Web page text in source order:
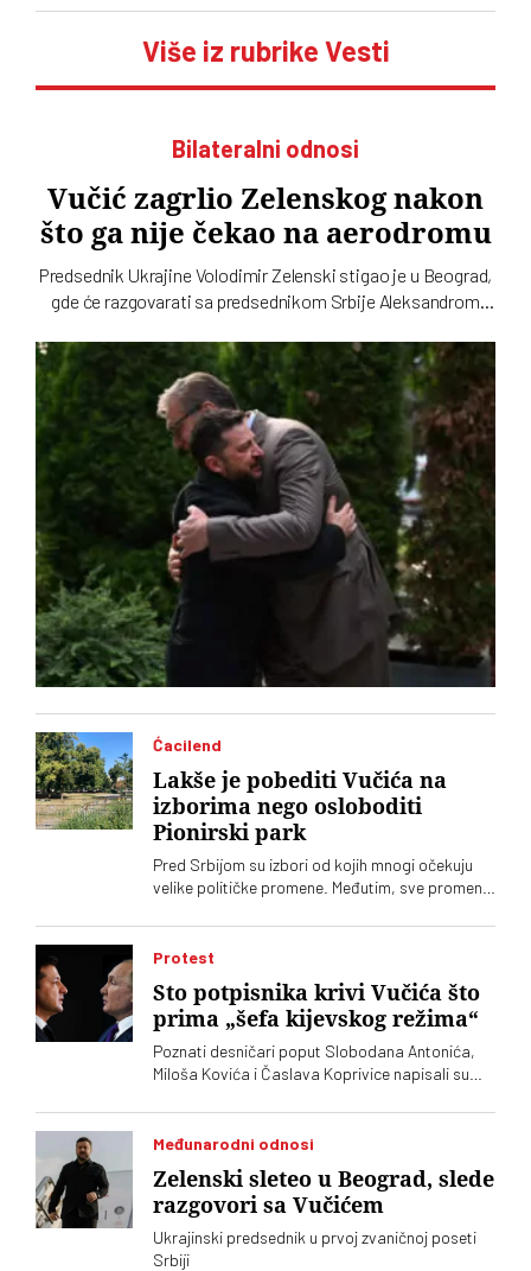
Više iz rubrike Vesti
Bilateralni odnosi
Vučić zagrlio Zelenskog nakon
što ga nije čekao na aerodromu
Predsednik Ukrajine Volodimir Zelenski stigao je u Beograd,
gde će razgovarati sa predsednikom Srbije Aleksandrom
zvanična poseta Srbiji. Dolazak Zelenskog obeležio
svojevrsni skandal na aerodromu Nikola Tesla, gde ga je
umesto Vučića dočekala ministarka energetike Dubravka
đedović Handanović
Ćacilend
Lakše je pobediti Vučića na
izborima nego osloboditi
Pionirski park
Pred Srbijom su izbori od kojih mnogi očekuju
velike političke promene. Međutim, sve promene
gradskih parkova, a „Ćacilend” još uvek okupira
Pionirski
Protest
Sto potpisnika krivi Vučića što
prima „šefa kijevskog režima“
Poznati desničari poput Slobodana Antonića,
Miloša Kovića i Časlava Koprivice napisali su
Ukrajine Volodimira Zelenskog
Međunarodni odnosi
Zelenski sleteo u Beograd, slede
razgovori sa Vučićem
Ukrajinski predsednik u prvoj zvaničnoj poseti
Srbiji